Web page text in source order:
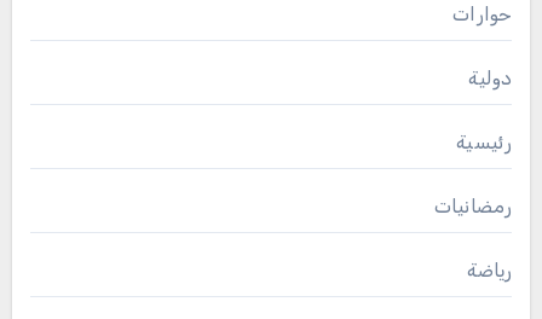
حوارات
دولية
رئيسية
رمضانيات
رياضة